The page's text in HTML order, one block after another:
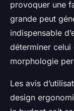
provoquer une
grande peut
indispensable
déterminer celui
morphologie
Les avis
design